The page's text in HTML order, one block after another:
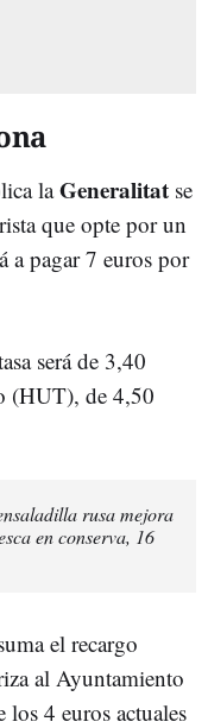
laGeneralitat se
que opte por un
a pagar 7 euros por
será de 3,40
(HUT), de 4,50
rusa mejora
en conserva, 16
el recargo
al Ayuntamiento
los 4 euros actuales